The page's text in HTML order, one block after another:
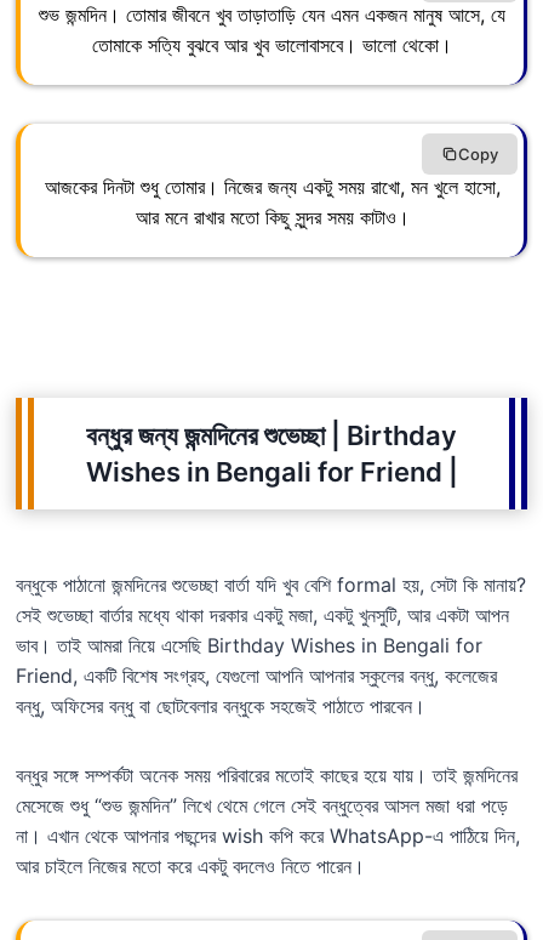
শুভ জন্মদিন। তোমার জীবনে খুব তাড়াতাড়ি যেন এমন একজন মানুষ আসে, যে
তোমাকে সত্যি বুঝবে আর খুব ভালোবাসবে। ভালো থেকো।
আজকের দিনটা শুধু তোমার। নিজের জন্য একটু সময় রাখো, মন খুলে হাসো,
আর মনে রাখার মতো কিছু সুন্দর সময় কাটাও।
Copy
বন্ধুর জন্য জন্মদিনের শুভেচ্ছা | Birthday
Wishes in Bengali for Friend |
বন্ধুকে পাঠানো জন্মদিনের শুভেচ্ছা বার্তা যদি খুব বেশি formal হয়, সেটা কি মানায়?
সেই শুভেচ্ছা বার্তার মধ্যে থাকা দরকার একটু মজা, একটু খুনসুটি, আর একটা আপন
ভাব। তাই আমরা নিয়ে এসেছি Birthday Wishes in Bengali for
Friend, একটি বিশেষ সংগ্রহ, যেগুলো আপনি আপনার স্কুলের বন্ধু, কলেজের
বন্ধু, অফিসের বন্ধু বা ছোটবেলার বন্ধুকে সহজেই পাঠাতে পারবেন।
বন্ধুর সঙ্গে সম্পর্কটা অনেক সময় পরিবারের মতোই কাছের হয়ে যায়। তাই জন্মদিনের
মেসেজে শুধু “শুভ জন্মদিন” লিখে থেমে গেলে সেই বন্ধুত্বের আসল মজা ধরা পড়ে
না। এখান থেকে আপনার পছন্দের wish কপি করে WhatsApp-এ পাঠিয়ে দিন,
আর চাইলে নিজের মতো করে একটু বদলেও নিতে পারেন।